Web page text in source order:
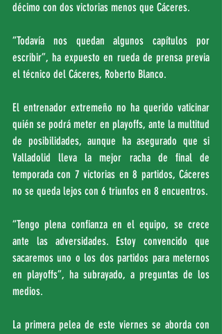
décimo con dos victorias menos que Cáceres.
“Todavía nos quedan algunos capítulos por
escribir”, ha expuesto en rueda de prensa previa
el técnico del Cáceres, Roberto Blanco.
El entrenador extremeño no ha querido vaticinar
quién se podrá meter en playoffs, ante la multitud
de posibilidades, aunque ha asegurado que si
Valladolid lleva la mejor racha de final de
temporada con 7 victorias en 8 partidos, Cáceres
no se queda lejos con 6 triunfos en 8 encuentros.
“Tengo plena confianza en el equipo, se crece
ante las adversidades. Estoy convencido que
sacaremos uno o los dos partidos para meternos
en playoffs”, ha subrayado, a preguntas de los
medios.
La primera pelea de este viernes se aborda con